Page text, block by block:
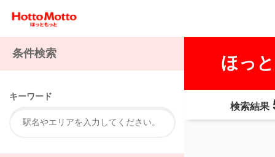
ほっ
検索結果
条件検索
キーワード